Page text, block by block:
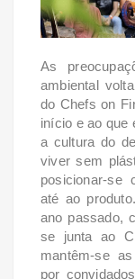
As
ambiental
do Chefs on
início e ao que
a cultura do
viver sem
posicionar-se
até ao produto.
ano passado,
se junta ao
mantêm-se
por